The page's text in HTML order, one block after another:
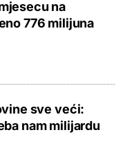
na
776 milijuna
sve veći:
nam milijardu